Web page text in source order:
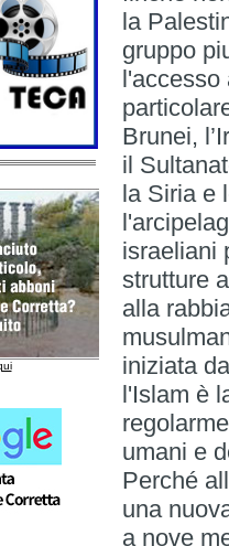
la
gruppo
l'accesso
Brunei,
il
la Siria e
israeliani
strutture
alla
iniziata
l'Islam è
umani e
Perché
una
a nove